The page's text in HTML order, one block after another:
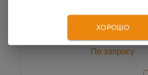
По запросу
ХОРОШО